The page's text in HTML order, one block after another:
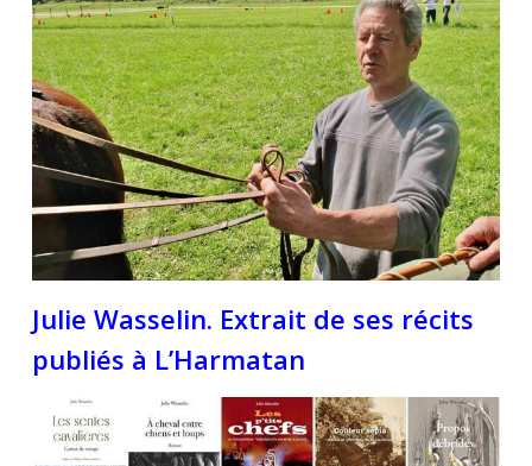
Julie Wasselin. Extrait de ses récits
publiés à L’Harmatan